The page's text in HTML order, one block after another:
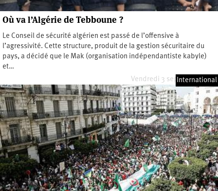
Où va l’Algérie de Tebboune ?
Le Conseil de sécurité algérien est passé de l’offensive à
l’agressivité. Cette structure, produit de la gestion sécuritaire du
pays, a décidé que le Mak (organisation indépendantiste kabyle)
et…
Vendredi 3 septembre 2021
International